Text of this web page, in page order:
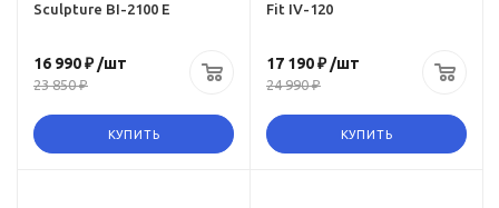
Sculpture BI-2100 E
16 990 ₽/шт
23 850 ₽
КУПИТЬ
Fit IV-120
17 190 ₽/шт
24 990 ₽
КУПИТЬ